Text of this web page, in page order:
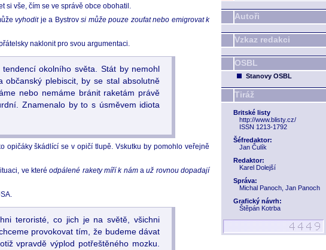
Autoři
Vzkaz redakci
OSBL
Stanovy OSBL
Tiráž
Britské listy
http://www.blisty.cz/
ISSN 1213-1792
Šéfredaktor:
Jan Čulík
Redaktor:
Karel Dolejší
Správa:
Michal Panoch, Jan Panoch
Grafický návrh:
Štěpán Kotrba
si vše, čím se ve správě obce obohatil.
vyhoditje a Bystrov si může pouze zoufat nebo emigrovat k
naklonit pro svou argumentaci.
okolního světa. Stát by nemohl
plebiscit, by se stal absolutně
nebo nemáme bránit raketám právě
Znamenalo by to s úsměvem idiota
opičáky škádlící se v opičí tlupě. Vskutku by pomohlo veřejně
ve kteréodpálené rakety míří k námauž rovnou dopadají
teroristé, co jich je na světě, všichni
provokovat tím, že budeme dávat
vpravdě výplod potřeštěného mozku.